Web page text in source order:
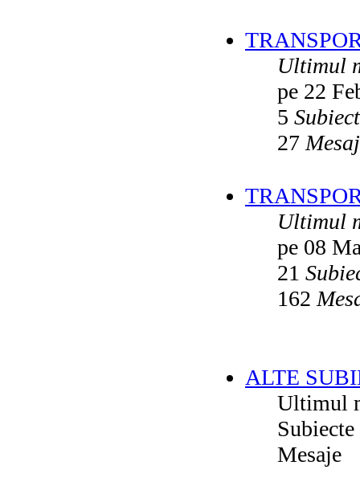
Ultimul
pe 22
5
27
Ultimul
pe 08
21
162
ALTE
Ultimul
Subiecte
Mesaje